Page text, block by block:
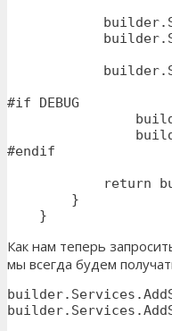
#if DEBUG
#endif
return
        }
    }
Как нам теперь
мы всегда будем